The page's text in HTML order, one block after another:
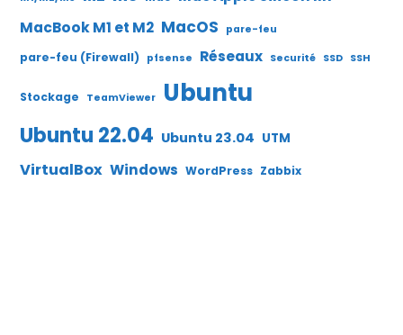
MacBook M1 et M2 MacOS pare-feu
pare-feu (Firewall) pfsense Réseaux Securité SSD SSH
Stockage TeamViewer Ubuntu
Ubuntu 22.04 Ubuntu 23.04 UTM
VirtualBox Windows WordPress Zabbix